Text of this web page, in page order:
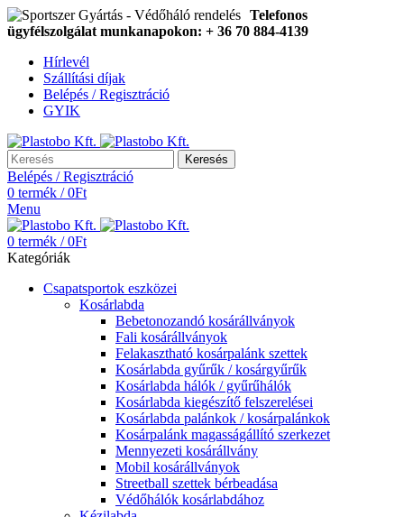
Telefonos
ügyfélszolgálat munkanapokon: + 36 70 884-4139
Hírlevél
Szállítási díjak
Belépés / Regisztráció
GYIK
Keresés
Belépés / Regisztráció
0 termék / 0Ft
Menu
0 termék / 0Ft
Kategóriák
Csapatsportok eszközei
Kosárlabda
Bebetonozandó kosárállványok
Fali kosárállványok
Felakasztható kosárpalánk szettek
Kosárlabda gyűrűk / kosárgyűrűk
Kosárlabda hálók / gyűrűhálók
Kosárlabda kiegészítő felszerelései
Kosárlabda palánkok / kosárpalánkok
Kosárpalánk magasságállító szerkezet
Mennyezeti kosárállvány
Mobil kosárállványok
Streetball szettek bérbeadása
Védőhálók kosárlabdához